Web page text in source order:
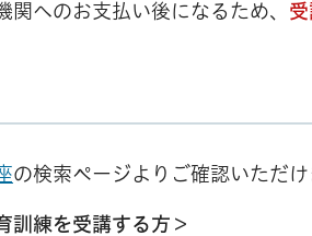
へのお支払い後になるため、
の検索ページよりご確認いただ
訓練を受講する方＞